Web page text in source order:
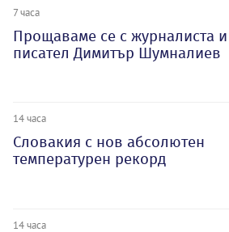
7 часа
Прощаваме се с журналиста и
писател Димитър Шумналиев
14 часа
Словакия с нов абсолютен
температурен рекорд
14 часа